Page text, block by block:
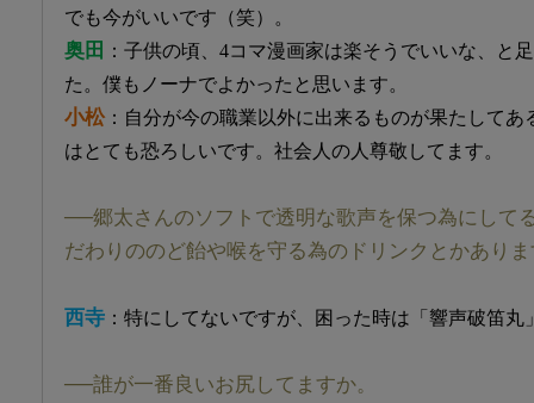
でも今がいいです（笑）。
奥田
：子供の頃、4コマ漫画家は楽そうでいいな、と
た。僕もノーナでよかったと思います。
小松：自分が今の職業以外に出来るものが果たしてあ
はとても恐ろしいです。社会人の人尊敬してます。
──郷太さんのソフトで透明な歌声を保つ為にして
だわりののど飴や喉を守る為のドリンクとかあり
西寺 ：特にしてないですが、困った時は「響声破笛丸
──誰が一番良いお尻してますか。